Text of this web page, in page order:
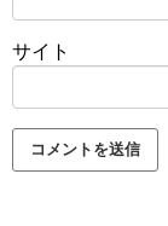
サイト